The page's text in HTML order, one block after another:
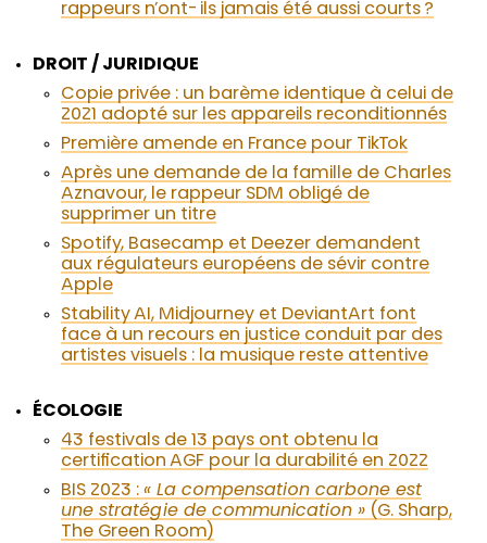
rappeurs n’ont-ils jamais été aussi courts ?
DROIT / JURIDIQUE
Copie privée : un barème identique à celui de
2021 adopté sur les appareils reconditionnés
Première amende en France pour TikTok
Après une demande de la famille de Charles
Aznavour, le rappeur SDM obligé de
supprimer un titre
Spotify, Basecamp et Deezer demandent
aux régulateurs européens de sévir contre
Apple
Stability AI, Midjourney et DeviantArt font
face à un recours en justice conduit par des
artistes visuels : la musique reste attentive
ÉCOLOGIE
43 festivals de 13 pays ont obtenu la
certification AGF pour la durabilité en 2022
BIS 2023 : « La compensation carbone est
une stratégie de communication » (G. Sharp,
The Green Room)